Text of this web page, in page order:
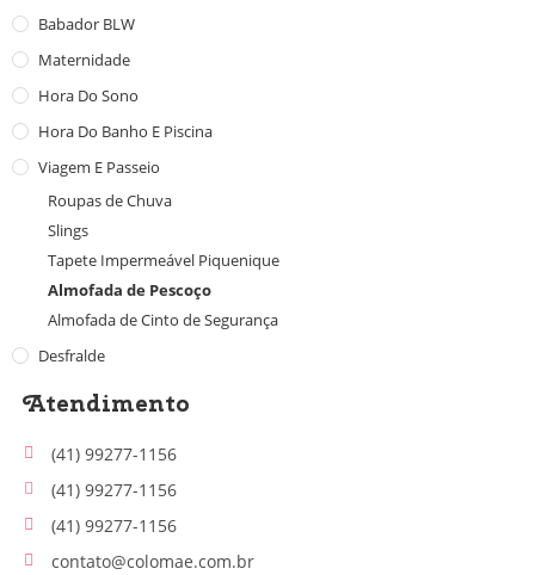
Babador BLW
Maternidade
Hora Do Sono
Hora Do Banho E Piscina
Viagem E Passeio
Roupas de Chuva
Slings
Tapete Impermeável Piquenique
Almofada de Pescoço
Almofada de Cinto de Segurança
Desfralde
Atendimento
(41) 99277-1156
(41) 99277-1156
(41) 99277-1156
contato@colomae.com.br